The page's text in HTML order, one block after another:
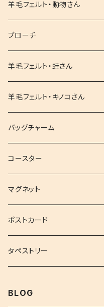
羊毛フェルト・動物さん
ブローチ
羊毛フェルト・蛙さん
羊毛フェルト・キノコさん
バッグチャーム
コースター
マグネット
ポストカード
タペストリー
BLOG